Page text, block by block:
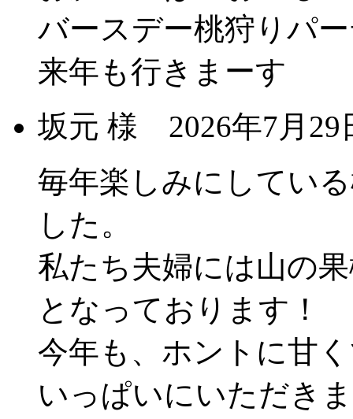
バースデー桃狩りパ
来年も行きまーす
坂元 様
2026年7月
毎年楽しみにしてい
した。
私たち夫婦には山の
となっております！
今年も、ホントに甘
いっぱいにいただき